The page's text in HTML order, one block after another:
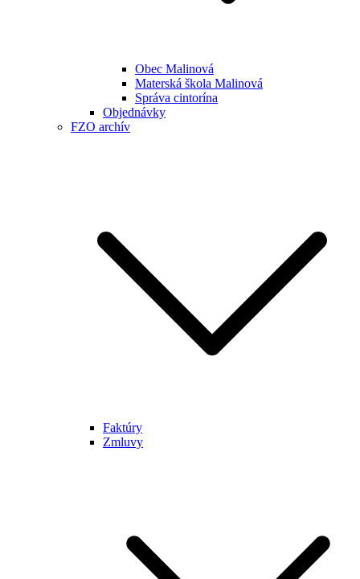
Obec Malinová
Materská škola Malinová
Správa cintorína
Objednávky
FZO archív
Faktúry
Zmluvy